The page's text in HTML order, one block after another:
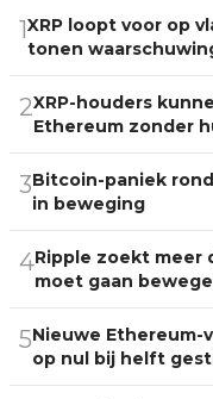
1XRP loopt voor op
tonen
2XRP-houders
Ethereum zonder
3Bitcoin-paniek
in beweging
4Ripple zoekt meer
moet gaan
5Nieuwe
op nul bij helft